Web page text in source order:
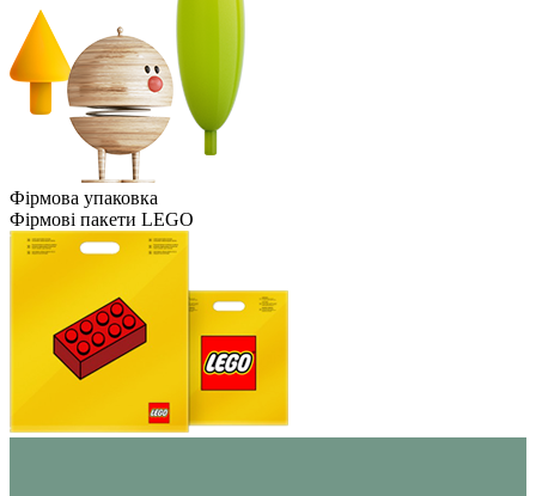
Фірмова упаковка
Фірмові пакети LEGO